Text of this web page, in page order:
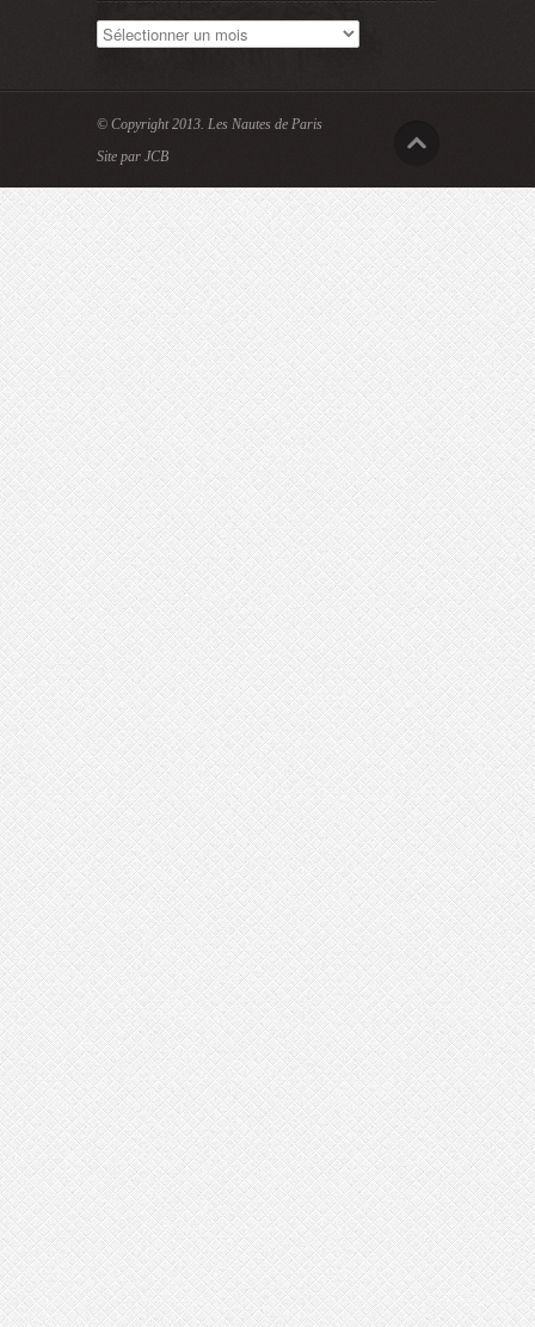
Archives
© Copyright 2013. Les Nautes de Paris
Site par JCB